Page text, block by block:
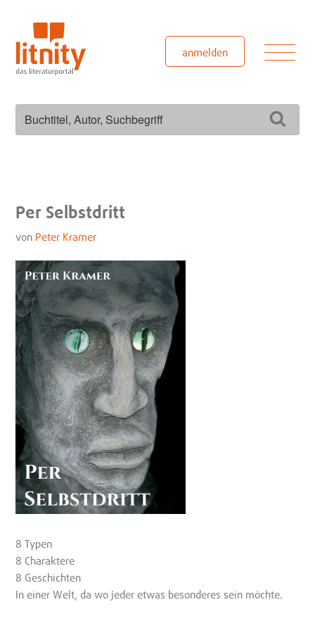
springen
anmelden
Per Selbstdritt
von Peter Kramer
8 Typen
8 Charaktere
8 Geschichten
In einer Welt, da wo jeder etwas besonderes sein möchte.